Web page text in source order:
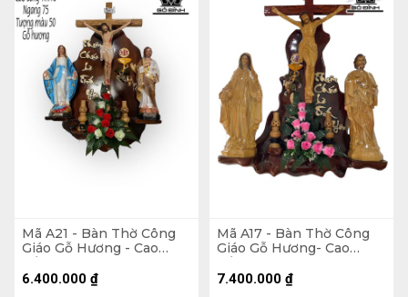
Mã A21 - Bàn Thờ Công
Giáo Gỗ Hương - Cao
Tượng Màu 50 (cm)
6.400.000 ₫
Mã A17 - Bàn Thờ Công
Giáo Gỗ Hương- Cao
Tượng Nhựa Giả Gỗ 50
7.400.000 ₫